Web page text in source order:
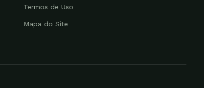
Termos de Uso
Mapa do Site